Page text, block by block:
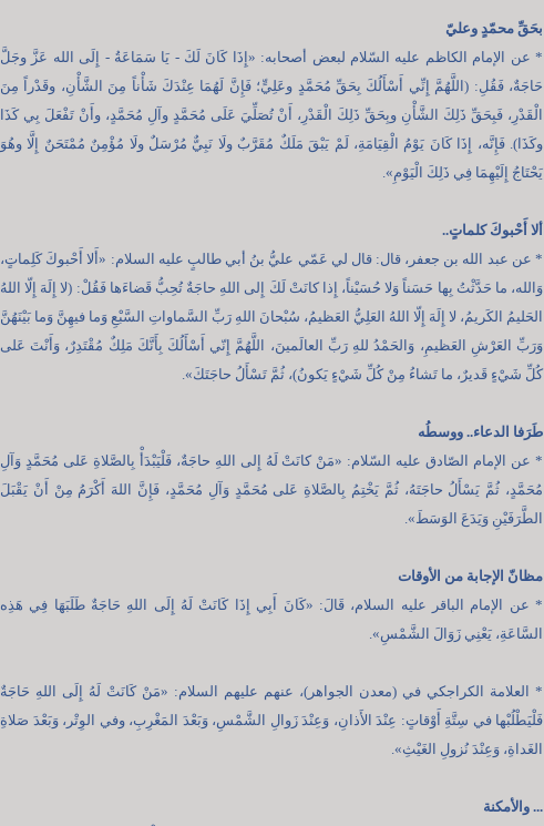
بحَقِّ محمّدٍ وعليّ
* عن الإمام الكاظم عليه السّلام لبعض أصحابه: «إِذَا كَانَ لَكَ - يَا سَمَاعَةُ - إِلَى الله عَزَّ وجَلَّ
حَاجَةٌ، فَقُلِ: (اللَّهُمَّ إِنِّي أَسْأَلُكَ بِحَقِّ مُحَمَّدٍ وعَلِيٍّ؛ فَإِنَّ لَهُمَا عِنْدَكَ شَأْناً مِنَ الشَّأْنِ، وقَدْراً مِنَ
الْقَدْرِ، فَبِحَقِّ ذَلِكَ الشَّأْنِ وبِحَقِّ ذَلِكَ الْقَدْرِ، أَنْ تُصَلِّيَ عَلَى مُحَمَّدٍ وآلِ مُحَمَّدٍ، وأَنْ تَفْعَلَ بِي كَذَا
وكَذَا). فَإِنَّه، إِذَا كَانَ يَوْمُ الْقِيَامَةِ، لَمْ يَبْقَ مَلَكٌ مُقَرَّبٌ ولَا نَبِيٌّ مُرْسَلٌ ولَا مُؤْمِنٌ مُمْتَحَنٌ إِلَّا وهُوَ
يَحْتَاجُ إِلَيْهِمَا فِي ذَلِكَ الْيَوْمِ».
ألا أَحْبوكَ كلماتٍ..
* عن عبد الله بن جعفر، قال: قال لي عَمّي عليُّ بنُ أبي طالبٍ عليه السلام: «أَلا أَحْبوكَ كَلِماتٍ،
وَالله، ما حَدَّثْتُ بِها حَسَناً وَلا حُسَيْناً، إِذا كانَتْ لَكَ إِلى اللهِ حاجَةٌ تُحِبُّ قَضاءَها فَقُلْ: (لا إِلَهَ إِلّا اللهُ
الحَليمُ الكَريمُ، لا إِلَهَ إِلّا اللهُ العَلِيُّ العَظيمُ، سُبْحانَ اللهِ رَبِّ السَّماواتِ السَّبْعِ وَما فيهِنَّ وَما بَيْنَهُنَّ
وَرَبِّ العَرْشِ العَظيمِ، وَالحَمْدُ للهِ رَبِّ العالَمينَ، اللَّهُمَّ إِنّي أَسْأَلُكَ بِأَنَّكَ مَلِكٌ مُقْتَدِرٌ، وَأَنْتَ عَلى
كُلِّ شَيْءٍ قَديرٌ، ما تَشاءُ مِنْ كُلِّ شَيْءٍ يَكونُ)، ثُمَّ تَسْأَلُ حاجَتَكَ».
طَرَفا الدعاء.. ووسطُه
* عن الإمام الصّادق عليه السّلام: «مَنْ كانَتْ لَهُ إِلى اللهِ حاجَةٌ، فَلْيَبْدَأْ بِالصَّلاةِ عَلى مُحَمَّدٍ وَآلِ
مُحَمَّدٍ، ثُمَّ يَسْأَلُ حاجَتَهُ، ثُمَّ يَخْتِمُ بِالصَّلاةِ عَلى مُحَمَّدٍ وَآلِ مُحَمَّدٍ، فَإِنَّ اللهَ أَكْرَمُ مِنْ أَنْ يَقْبَلَ
الطَّرَفَيْنِ وَيَدَعَ الوَسَطَ».
مظانّ الإجابة من الأوقات
* عن الإمام الباقر عليه السلام، قَالَ: «كَانَ أَبِي إِذَا كَانَتْ لَهُ إِلَى اللهِ حَاجَةٌ طَلَبَهَا فِي هَذِه
السَّاعَةِ، يَعْنِي زَوَالَ الشَّمْسِ».
* العلامة الكراجكي في (معدن الجواهر)، عنهم عليهم السلام: «مَنْ كَانَتْ لَهُ إِلَى اللهِ حَاجَةٌ
فَلْيَطْلُبْها في سِتَّةِ أَوْقاتٍ: عِنْدَ الأَذانِ، وَعِنْدَ زَوالِ الشَّمْسِ، وَبَعْدَ المَغْرِبِ، وفي الوِتْر، وَبَعْدَ صَلاةِ
الغَداةِ، وَعِنْدَ نُزولِ الغَيْثِ».
... والأمكنة